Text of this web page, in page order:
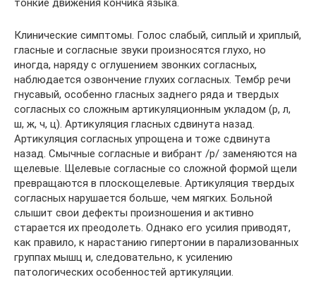
тонкие движения кончика языка.
Клинические симптомы. Голос слабый, сиплый и хриплый,
гласные и согласные звуки произносятся глухо, но
иногда, наряду с оглушением звонких согласных,
наблюдается озвончение глухих согласных. Тембр речи
гнусавый, особенно гласных заднего ряда и твердых
согласных со сложным артикуляционным укладом (р, л,
ш, ж, ч, ц). Артикуляция гласных сдвинута назад.
Артикуляция согласных упрощена и тоже сдвинута
назад. Смычные согласные и вибрант /р/ заменяются на
щелевые. Щелевые согласные со сложной формой щели
превращаются в плоскощелевые. Артикуляция твердых
согласных нарушается больше, чем мягких. Больной
слышит свои дефекты произношения и активно
старается их преодолеть. Однако его усилия приводят,
как правило, к нарастанию гипертонии в парализованных
группах мышц и, следовательно, к усилению
патологических особенностей артикуляции.